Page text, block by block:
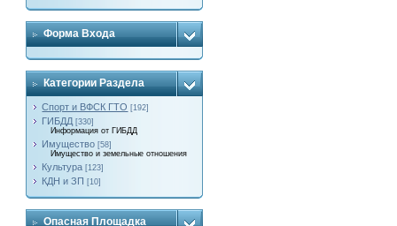
Форма Входа
Категории Раздела
Спорт и ВФСК ГТО [192]
ГИБДД [330]
Информация от ГИБДД
Имущество [58]
Имущество и земельные отношения
Культура [123]
КДН и ЗП [10]
Опасная Площадка